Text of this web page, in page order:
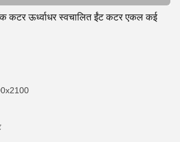
कटर ऊर्ध्वाधर स्वचालित ईंट कटर एकल कई